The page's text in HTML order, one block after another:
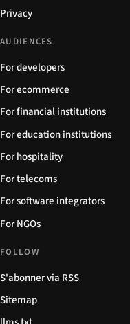
Privacy
AUDIENCES
For developers
For ecommerce
For financial institutions
For education institutions
For hospitality
For telecoms
For software integrators
For NGOs
FOLLOW
S'abonner via RSS
Sitemap